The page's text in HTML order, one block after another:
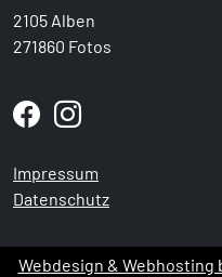
2105 Alben
271860 Fotos
Impressum
Datenschutz
Webdesign &